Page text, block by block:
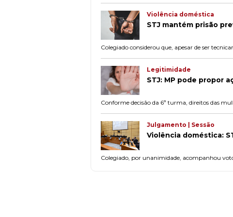
Violência doméstica
STJ mantém prisão
Colegiado considerou que, apesar de ser
Legitimidade
STJ: MP pode propor
Conforme decisão da 6ª turma, direitos das
Julgamento | Sessão
Violência doméstica:
Colegiado, por unanimidade, acompanhou